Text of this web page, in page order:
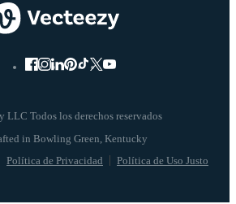
LLC Todos los derechos reservados
Política de Privacidad Política de Uso Justo